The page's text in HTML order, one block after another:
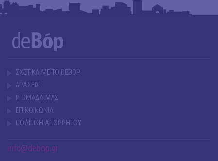
ΣΧΕΤΙΚΑ ΜΕ ΤΟ DEBOP
ΔΡΑΣΕΙΣ
Η ΟΜΑΔΑ ΜΑΣ
ΕΠΙΚΟΙΝΩΝΙΑ
ΠΟΛΙΤΙΚΗ ΑΠΟΡΡΗΤΟΥ
info@debop.gr